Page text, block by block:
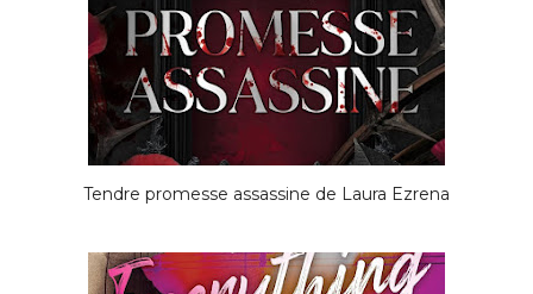
Tendre promesse assassine de Laura Ezrena